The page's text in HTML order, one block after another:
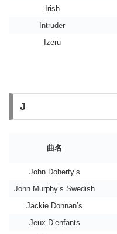
Irish
Intruder
Izeru
J
曲名
John Doherty’s
John Murphy’s Swedish
Jackie Donnan’s
Jeux D’enfants